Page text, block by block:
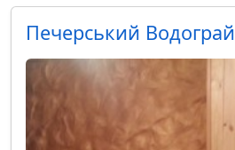
Печерський Водограй